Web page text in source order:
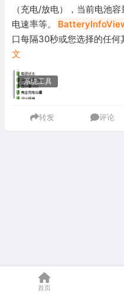
首页
系统工具
（充电/放电），当前电池
电速率等。
口每隔30秒或您选择的任
文
系统工具
转发 评论